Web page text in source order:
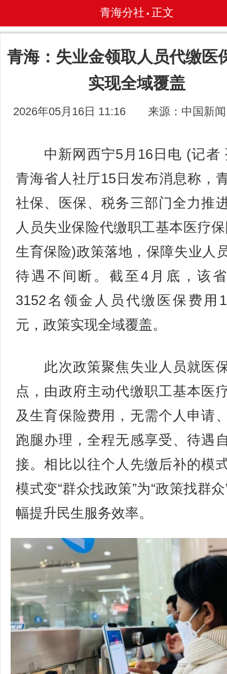
青海分社 • 正文
青海：失业金领取人员代缴医
实现全域覆盖
2026年05月16日 11:16 来源：中国新
中新网西宁5月16日电 (记者
青海省人社厅15日发布消息称，
社保、医保、税务三部门全力推
人员失业保险代缴职工基本医疗
生育保险)政策落地，保障失业人
待遇不间断。截至4月底，该
3152名领金人员代缴医保费用
元，政策实现全域覆盖。
此次政策聚焦失业人员就医
点，由政府主动代缴职工基本医
及生育保险费用，无需个人申请
跑腿办理，全程无感享受、待遇
接。相比以往个人先缴后补的模
模式变“群众找政策”为“政策找群
幅提升民生服务效率。